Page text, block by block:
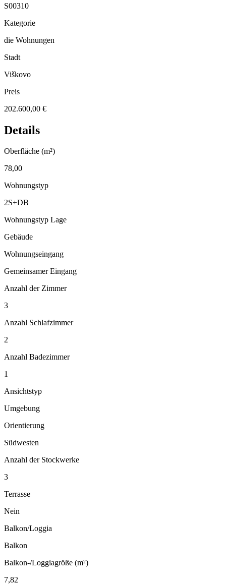
S00310
Kategorie
die Wohnungen
Stadt
Viškovo
Preis
202.600,00 €
Details
Oberfläche (m²)
78,00
Wohnungstyp
2S+DB
Wohnungstyp Lage
Gebäude
Wohnungseingang
Gemeinsamer Eingang
Anzahl der Zimmer
3
Anzahl Schlafzimmer
2
Anzahl Badezimmer
1
Ansichtstyp
Umgebung
Orientierung
Südwesten
Anzahl der Stockwerke
3
Terrasse
Nein
Balkon/Loggia
Balkon
Balkon-/Loggiagröße (m²)
7,82